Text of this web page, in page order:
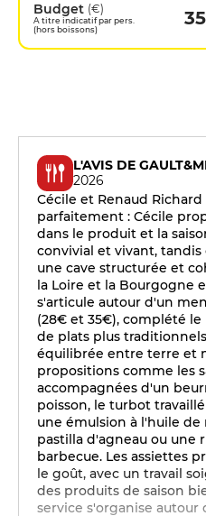
Budget (€)
A titre indicatif par pers.
(hors boissons)
L'AVIS DE
2026
Cécile et Renaud
parfaitement : Cécile
dans le produit et la
convivial et vivant,
une cave structurée et
la Loire et la Bourgogne
s'articule autour d'un
(28€ et 35€), complété
de plats plus
équilibrée entre terre et
propositions comme les
accompagnées d'un
poisson, le turbot
une émulsion à l'huile
pastilla d'agneau ou une
barbecue. Les assiettes
le goût, avec un travail
des produits de saison
service s'organise